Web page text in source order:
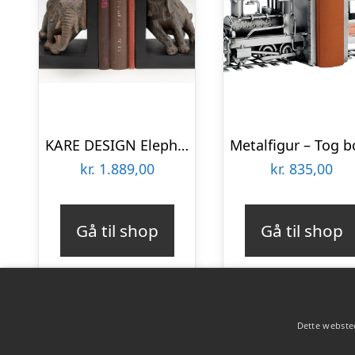
KARE DESIGN Elephants bogstøtte – brun polyresin (sæt á 2)
kr. 1.889,00
Gå til shop
kr. 835,00
Gå til shop
Dette